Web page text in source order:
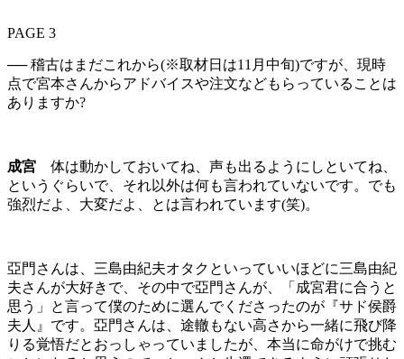
PAGE 3
── 稽古はまだこれから(※取材日は11月中旬)ですが、現時
点で宮本さんからアドバイスや注文などもらっていることは
ありますか?
成宮 体は動かしておいてね、声も出るようにしといてね、
というぐらいで、それ以外は何も言われていないです。でも
強烈だよ、大変だよ、とは言われています(笑)。
亞門さんは、三島由紀夫オタクといっていいほどに三島由紀
夫さんが大好きで、その中で亞門さんが、「成宮君に合うと
思う」と言って僕のために選んでくださったのが『サド侯爵
夫人』です。亞門さんは、途轍もない高さから一緒に飛び降
りる覚悟だとおっしゃっていましたが、本当に命がけで挑む